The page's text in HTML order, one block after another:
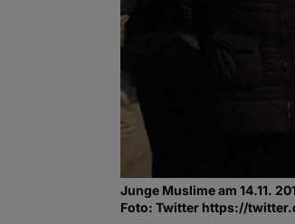
Junge Muslime am 14.11.
Foto: Twitter https://